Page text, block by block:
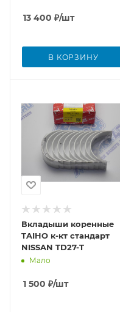
13 400 ₽/шт
В КОРЗИНУ
Вкладыши коренные
TAIHO к-кт стандарт
NISSAN TD27-T
Мало
1 500 ₽/шт